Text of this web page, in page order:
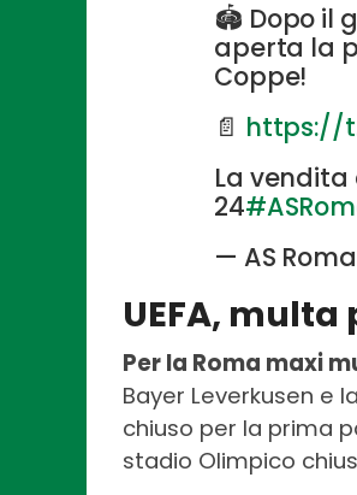
🏟️ Dopo il
aperta la
Coppe!
📄 https://
La vendita
24
— AS
UEFA, multa
Per la Roma maxi
Bayer Leverkusen e
chiuso per la prima
stadio Olimpico